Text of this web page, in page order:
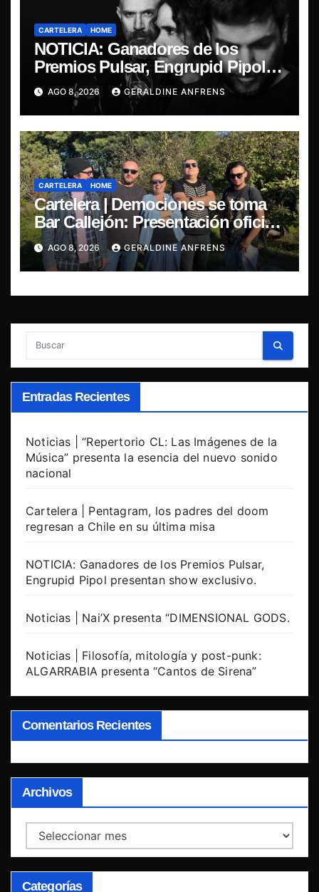
CARTELERA HOME
NOTICIA: Ganadores de los
Premios Pulsar, Engrupid Pipol
presentan show exclusivo.
AGO 8, 2026 GERALDINE ANFRENS
CARTELERA HOME
Cartelera | Demociones se toma
Bar Callejón: Presentación oficial
de su EP y estreno del single
“Mujer Escarlata”
AGO 8, 2026 GERALDINE ANFRENS
Entradas Recientes
Noticias | “Repertorio CL: Las Imágenes de la
Música” presenta la esencia del nuevo sonido
nacional
Cartelera | Pentagram, los padres del doom
regresan a Chile en su última misa
NOTICIA: Ganadores de los Premios Pulsar,
Engrupid Pipol presentan show exclusivo.
Noticias | Nai’X presenta “DIMENSIONAL GODS.
Noticias | Filosofía, mitología y post-punk:
ALGARRABIA presenta “Cantos de Sirena”
Comentarios Recientes
Archivos
Archivos
Categorías